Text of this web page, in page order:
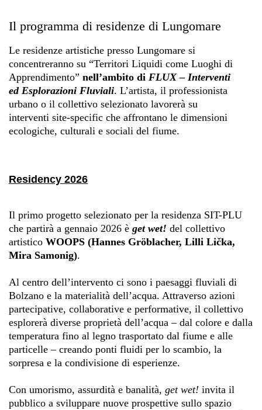
Il programma di residenze di Lungomare
Le residenze artistiche presso Lungomare si
concentreranno su “Territori Liquidi come Luoghi di
Apprendimento” nell’ambito di FLUX – Interventi
ed Esplorazioni Fluviali. L’artista, il professionista
urbano o il collettivo selezionato lavorerà su
interventi site-specific che affrontano le dimensioni
ecologiche, culturali e sociali del fiume.
Residency 2026
Il primo progetto selezionato per la residenza SIT-PLU
che partirà a gennaio 2026 è get wet! del collettivo
artistico WOOPS (Hannes Gröblacher, Lilli Lička,
Mira Samonig).
Al centro dell’intervento ci sono i paesaggi fluviali di
Bolzano e la materialità dell’acqua. Attraverso azioni
partecipative, collaborative e performative, il collettivo
esplorerà diverse proprietà dell’acqua – dal colore e dalla
temperatura fino al legno trasportato dal fiume e alle
particelle – creando ponti fluidi per lo scambio, la
sorpresa e la condivisione di esperienze.
Con umorismo, assurdità e banalità, get wet! invita il
pubblico a sviluppare nuove prospettive sullo spazio